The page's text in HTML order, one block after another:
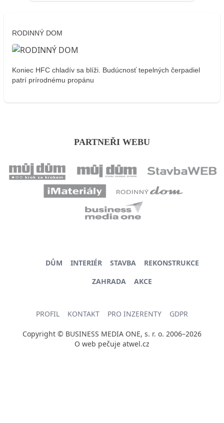
RODINNÝ DOM
Koniec HFC chladív sa blíži. Budúcnosť tepelných čerpadiel
patrí prírodnému propánu
PARTNEŘI WEBU
DŮM INTERIÉR STAVBA
REKONSTRUKCE
ZAHRADA
AKCE
PROFIL KONTAKT PRO INZERENTY GDPR
Copyright © BUSINESS MEDIA ONE, s. r. o. 2006–2026